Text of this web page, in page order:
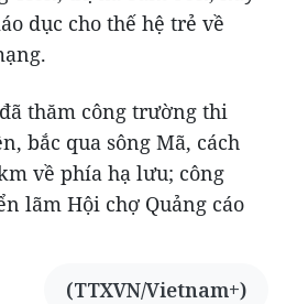
dục cho thế hệ trẻ về
thăm công trường thi
bắc qua sông Mã, cách
về phía hạ lưu; công
lãm Hội chợ Quảng cáo
(TTXVN/Vietnam+)